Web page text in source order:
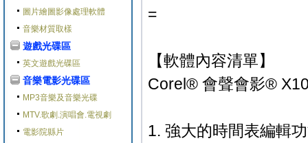
圖片繪圖影像處理軟體
音樂材質取樣
遊戲光碟區
英文遊戲光碟區
音樂電影光碟區
MP3音樂及音樂光碟
MTV.歌劇.演唱會.電視劇
電影院縣片
=
【軟體內容清單】
Corel® 會聲會影®
1. 強大的時間表編輯